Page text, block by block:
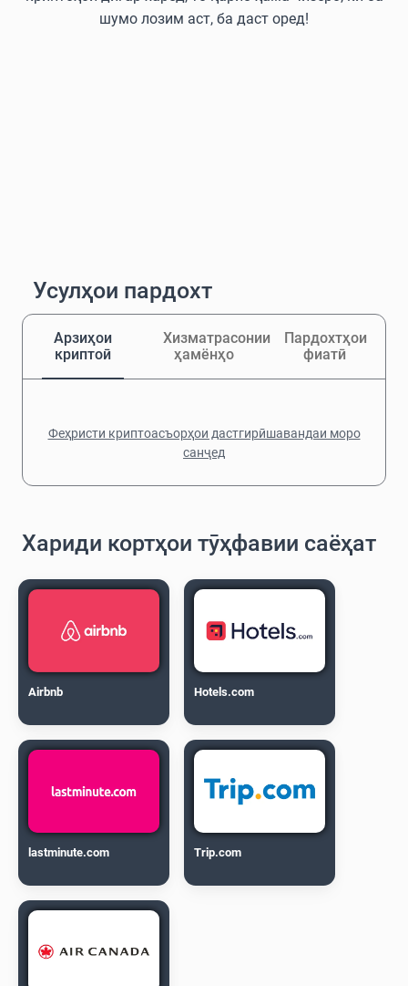
шумо лозим аст, ба даст оред!
Усулҳои пардохт
Арзиҳои
криптоӣ
Хизматрасонии
ҳамёнҳо
Пардохтҳои
фиатӣ
Феҳристи криптоасъорҳои дастгирӣшавандаи моро
санҷед
Хариди кортҳои тӯҳфавии саёҳат
Airbnb Hotels.com
lastminute.com Trip.com